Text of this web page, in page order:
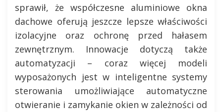
sprawił, że współczesne aluminiowe okna
dachowe oferują jeszcze lepsze właściwości
izolacyjne oraz ochronę przed hałasem
zewnętrznym. Innowacje dotyczą także
automatyzacji – coraz więcej modeli
wyposażonych jest w inteligentne systemy
sterowania umożliwiające automatyczne
otwieranie i zamykanie okien w zależności od